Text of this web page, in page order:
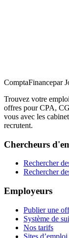
ComptaFinancepar
Trouvez votre
offres pour CPA,
vous avec les
recrutent.
Chercheurs
Rechercher
Rechercher
Employeurs
Publier une
Système de
Nos tarifs
Sites d’emploi